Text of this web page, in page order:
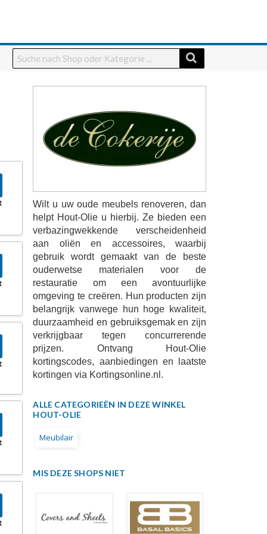
Wilt u uw oude meubels renoveren, dan
helpt Hout-Olie u hierbij. Ze bieden een
verbazingwekkende verscheidenheid
aan oliën en accessoires, waarbij
gebruik wordt gemaakt van de beste
ouderwetse materialen voor de
restauratie om een ​​avontuurlijke
omgeving te creëren. Hun producten zijn
belangrijk vanwege hun hoge kwaliteit,
duurzaamheid en gebruiksgemak en zijn
verkrijgbaar tegen concurrerende
prijzen. Ontvang Hout-Olie
kortingscodes, aanbiedingen en laatste
kortingen via Kortingsonline.nl.
ALLE CATEGORIEËN IN DEZE WINKEL
HOUT-OLIE
Meubilair
MIS DEZE SHOPS NIET